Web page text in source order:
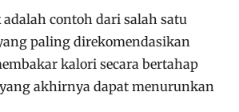
adalah contoh dari salah satu
paling direkomendasikan
kalori secara bertahap
akhirnya dapat menurunkan